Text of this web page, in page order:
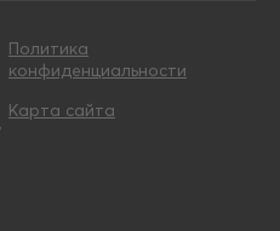
Политика
конфиденциальности
Карта сайта